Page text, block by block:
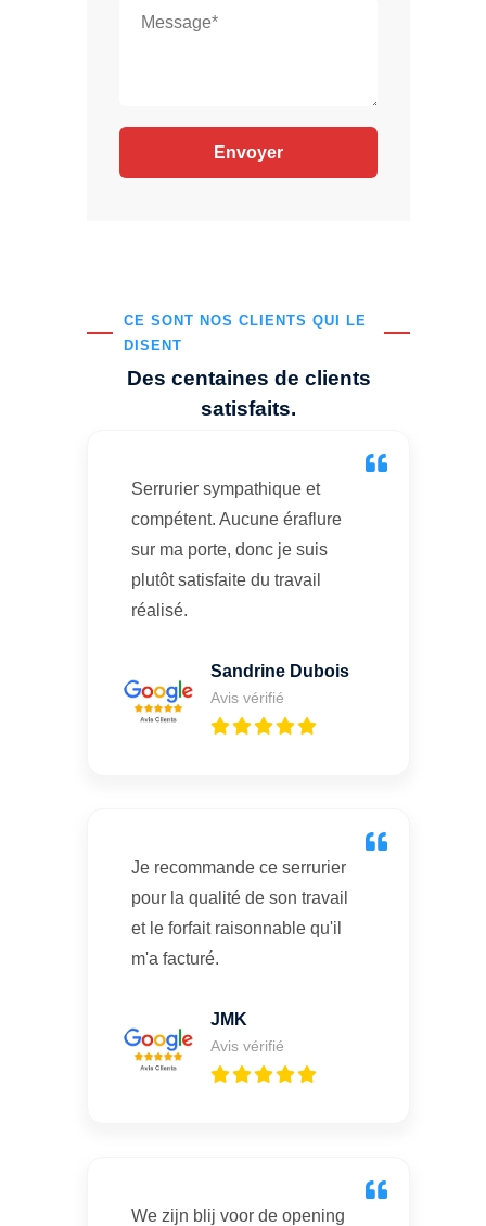
CE SONT NOS CLIENTS QUI LE
DISENT
Des centaines de clients
satisfaits.
Serrurier sympathique et
compétent. Aucune éraflure
sur ma porte, donc je suis
plutôt satisfaite du travail
réalisé.
Sandrine Dubois
Avis vérifié
Je recommande ce serrurier
pour la qualité de son travail
et le forfait raisonnable qu'il
m'a facturé.
JMK
Avis vérifié
We zijn blij voor de opening